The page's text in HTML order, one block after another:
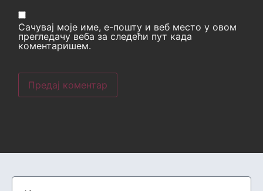
Сачувај моје име, е-пошту и веб место у овом
прегледачу веба за следећи пут када
коментаришем.